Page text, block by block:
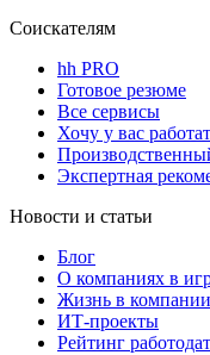
Соискателям
hh PRO
Готовое резюме
Все сервисы
Хочу у вас
Экспертная
Новости и статьи
Блог
О компаниях в
Жизнь в компании
ИТ-проекты
Рейтинг